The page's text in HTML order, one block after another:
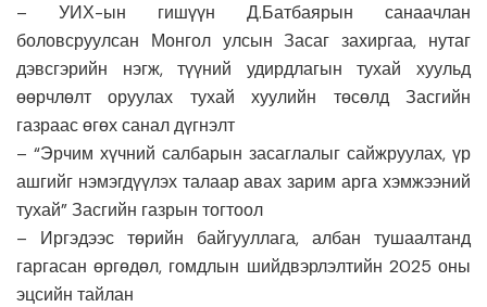
– УИХ-ын гишүүн Д.Батбаярын санаачлан
боловсруулсан Монгол улсын Засаг захиргаа, нутаг
дэвсгэрийн нэгж, түүний удирдлагын тухай хуульд
өөрчлөлт оруулах тухай хуулийн төсөлд Засгийн
газраас өгөх санал дүгнэлт
– “Эрчим хүчний салбарын засаглалыг сайжруулах, үр
ашгийг нэмэгдүүлэх талаар авах зарим арга хэмжээний
тухай” Засгийн газрын тогтоол
– Иргэдээс төрийн байгууллага, албан тушаалтанд
гаргасан өргөдөл, гомдлын шийдвэрлэлтийн 2025 оны
эцсийн тайлан